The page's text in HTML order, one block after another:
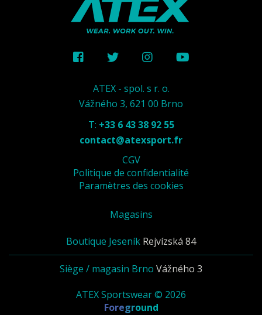
ATEX - spol. s r. o.
Vážného 3, 621 00 Brno
T: +33 6 43 38 92 55
contact@atexsport.fr
CGV
Politique de confidentialité
Paramètres des cookies
Magasins
Boutique Jeseník Rejvízská 84
Siège / magasin Brno Vážného 3
ATEX Sportswear © 2026
Foreground